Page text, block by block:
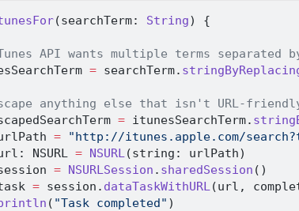
(searchTerm: String) {
API wants multiple terms separated
= searchTerm.
anything else that isn't URL-
= itunesSearchTerm.
= "http://itunes.apple.com/
: NSURL = NSURL (string : urlPath)
= NSURLSession . sharedSession ( )
= session . dataTaskWithURL (url ,
( "Task completed" )